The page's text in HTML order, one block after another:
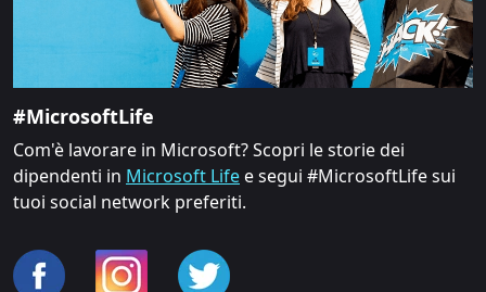
#MicrosoftLife
Com'è lavorare in Microsoft? Scopri le storie dei
dipendenti in Microsoft Life e segui #MicrosoftLife sui
tuoi social network preferiti.